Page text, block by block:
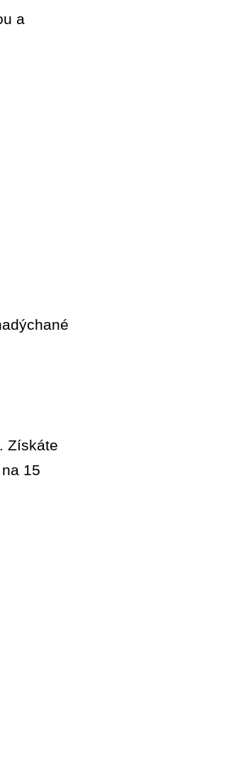
a
Získáte
15